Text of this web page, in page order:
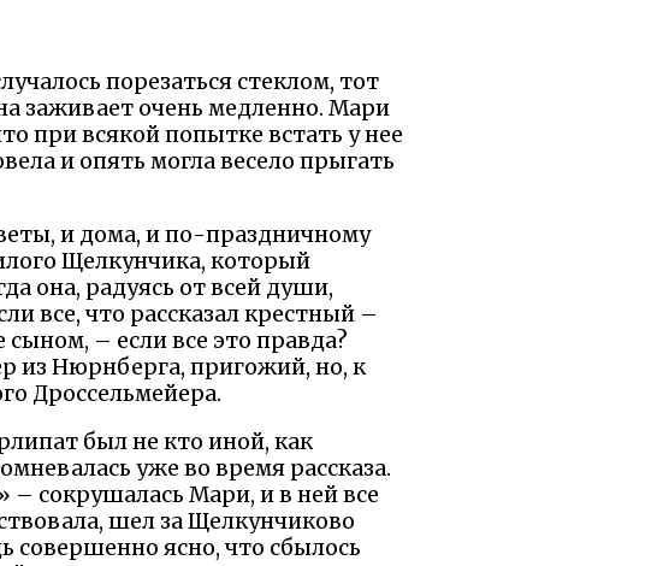
порезаться стеклом, тот
заживает очень медленно. Мари
при всякой попытке встать у нее
и опять могла весело прыгать
и дома, и по-праздничному
Щелкунчика, который
она, радуясь от всей души,
все, что рассказал крестный –
– если все это правда?
из Нюрнберга, пригожий, но, к
Дроссельмейера.
был не кто иной, как
уже во время рассказа.
– сокрушалась Мари, и в ней все
шел за Щелкунчиково
совершенно ясно, что сбылось